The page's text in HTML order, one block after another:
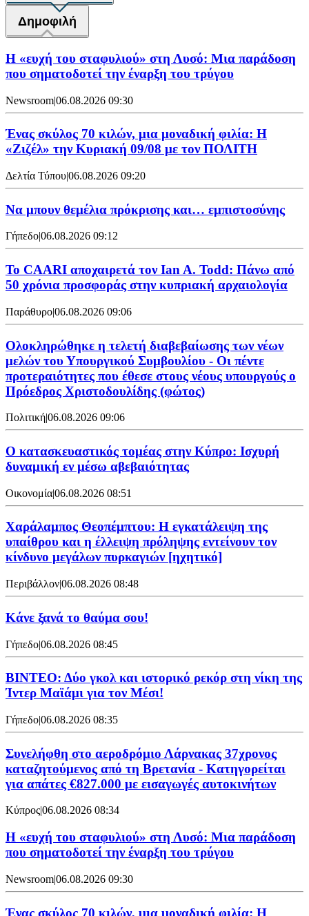
Δημοφιλή
Η «ευχή του σταφυλιού» στη Λυσό: Μια παράδοση
που σηματοδοτεί την έναρξη του τρύγου
Newsroom|06.08.2026 09:30
Ένας σκύλος 70 κιλών, μια μοναδική φιλία: Η
«Ζιζέλ» την Κυριακή 09/08 με τον ΠΟΛΙΤΗ
Δελτία Τύπου|06.08.2026 09:20
Να μπουν θεμέλια πρόκρισης και… εμπιστοσύνης
Γήπεδο|06.08.2026 09:12
Το CAARI αποχαιρετά τον Ian A. Todd: Πάνω από
50 χρόνια προσφοράς στην κυπριακή αρχαιολογία
Παράθυρο|06.08.2026 09:06
Ολοκληρώθηκε η τελετή διαβεβαίωσης των νέων
μελών του Υπουργικού Συμβουλίου - Οι πέντε
προτεραιότητες που έθεσε στους νέους υπουργούς ο
Πρόεδρος Χριστοδουλίδης (φώτος)
Πολιτική|06.08.2026 09:06
Ο κατασκευαστικός τομέας στην Κύπρο: Ισχυρή
δυναμική εν μέσω αβεβαιότητας
Οικονομία|06.08.2026 08:51
Χαράλαμπος Θεοπέμπτου: Η εγκατάλειψη της
υπαίθρου και η έλλειψη πρόληψης εντείνουν τον
κίνδυνο μεγάλων πυρκαγιών [ηχητικό]
Περιβάλλον|06.08.2026 08:48
Κάνε ξανά το θαύμα σου!
Γήπεδο|06.08.2026 08:45
ΒΙΝΤΕΟ: Δύο γκολ και ιστορικό ρεκόρ στη νίκη της
Ίντερ Μαϊάμι για τον Μέσι!
Γήπεδο|06.08.2026 08:35
Συνελήφθη στο αεροδρόμιο Λάρνακας 37χρονος
καταζητούμενος από τη Βρετανία - Κατηγορείται
για απάτες €827.000 με εισαγωγές αυτοκινήτων
Κύπρος|06.08.2026 08:34
Η «ευχή του σταφυλιού» στη Λυσό: Μια παράδοση
που σηματοδοτεί την έναρξη του τρύγου
Newsroom|06.08.2026 09:30
Ένας σκύλος 70 κιλών, μια μοναδική φιλία: Η